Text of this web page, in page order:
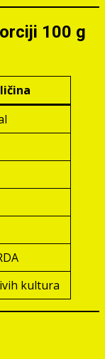
100 g
kultura